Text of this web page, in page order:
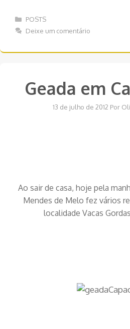
Categorias
POSTS
Deixe um comentário
Geada em
13 de julho de 2012 Por
Ao sair de casa, hoje pela
Mendes de Melo fez vários
localidade Vacas